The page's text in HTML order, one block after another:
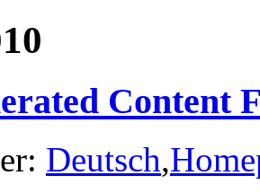
Content
Deutsch,